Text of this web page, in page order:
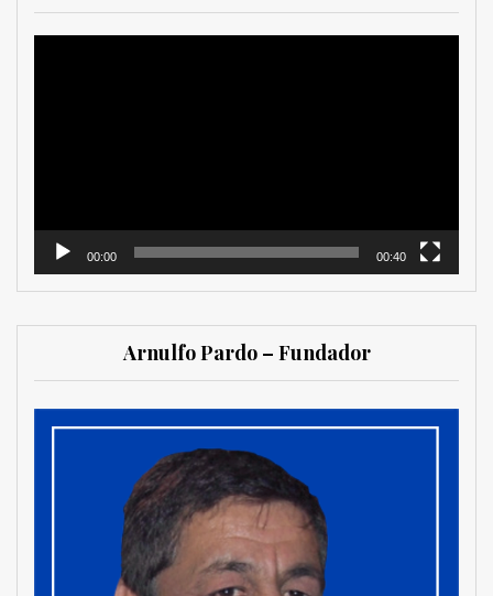
00:00 00:40
Arnulfo Pardo – Fundador